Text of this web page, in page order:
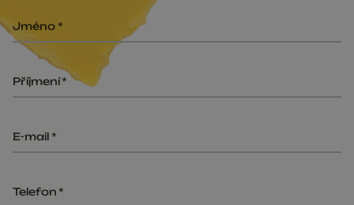
Jméno
Příjmení
E-mail
Telefon